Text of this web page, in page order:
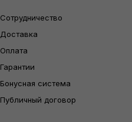
Сотрудничество
Доставка
Оплата
Гарантии
Бонусная система
Публичный договор